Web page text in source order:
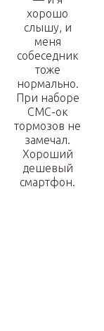
хорошо
слышу, и
меня
собеседник
тоже
нормально.
При наборе
СМС-ок
тормозов не
замечал.
Хороший
дешевый
смартфон.